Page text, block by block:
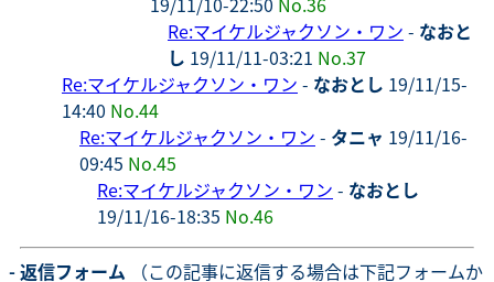
Re:マイケルジャクソン・ワン - なおと
し 19/11/11-03:21 No.37
Re:マイケルジャクソン・ワン - なおとし 19/11/15-
14:40 No.44
Re:マイケルジャクソン・ワン - タニャ 19/11/16-
09:45 No.45
Re:マイケルジャクソン・ワン - なおとし
19/11/16-18:35 No.46
- 返信フォーム （この記事に返信する場合は下記フォームか